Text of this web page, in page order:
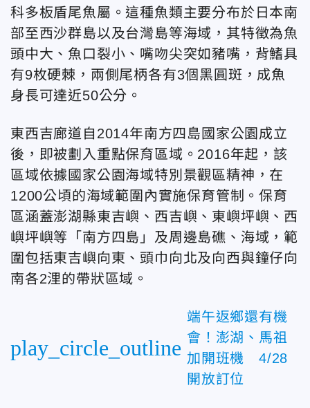
科多板盾尾魚屬。這種魚類主要分布於日本南
部至西沙群島以及台灣島等海域，其特徵為魚
頭中大、魚口裂小、嘴吻尖突如豬嘴，背鰭具
有9枚硬棘，兩側尾柄各有3個黑圓斑，成魚
身長可達近50公分。
東西吉廊道自2014年南方四島國家公園成立
後，即被劃入重點保育區域。2016年起，該
區域依據國家公園海域特別景觀區精神，在
1200公頃的海域範圍內實施保育管制。保育
區涵蓋澎湖縣東吉嶼、西吉嶼、東嶼坪嶼、西
嶼坪嶼等「南方四島」及周邊島礁、海域，範
圍包括東吉嶼向東、頭巾向北及向西與鐘仔向
南各2浬的帶狀區域。
play_circle_outline
端午返鄉還有機
會！澎湖、馬祖
加開班機 4/28
開放訂位